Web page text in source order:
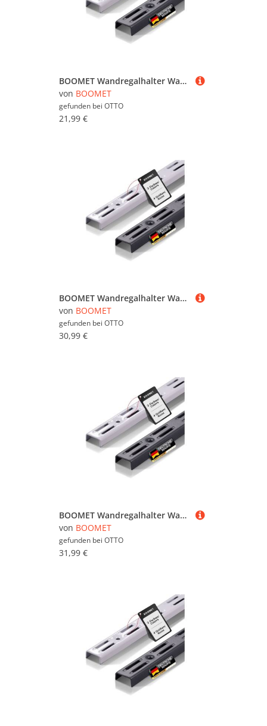
BOOMET Wandregalhalter Wandschienen für Regalsystem 2-reihig, 4-tlg., Weiß 50cm Regalschienen Wandregal Schiene
von BOOMET
gefunden bei OTTO
21,99 €
BOOMET Wandregalhalter Wandschienen für Regalsystem 2-reihig, 10-tlg., Weiß 50cm Regalschienen Wandregal Schiene
von BOOMET
gefunden bei OTTO
30,99 €
BOOMET Wandregalhalter Wandschienen für Regalsystem 2-reihig, 10-tlg., Anthrazit 50cm Regalschienen Wandregal Schiene
von BOOMET
gefunden bei OTTO
31,99 €